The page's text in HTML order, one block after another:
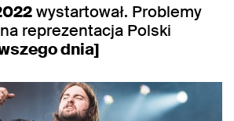
wystartował. Problemy
reprezentacja Polski
dnia]